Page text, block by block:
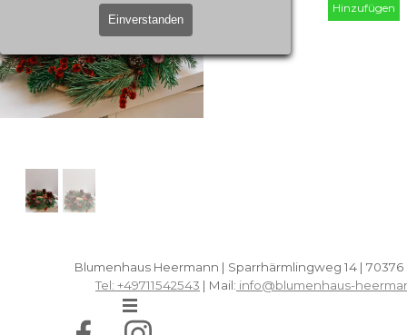
Einverstanden
Hinzufügen
Blumenhaus Heermann | Sparrhärmlingweg 14 |
Tel: +49711542543 | Mail: info@blumenhaus-
Menü überspringen